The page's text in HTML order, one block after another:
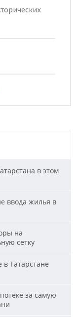
в этом
ввода жилья в
на
сетку
Татарстане
за самую